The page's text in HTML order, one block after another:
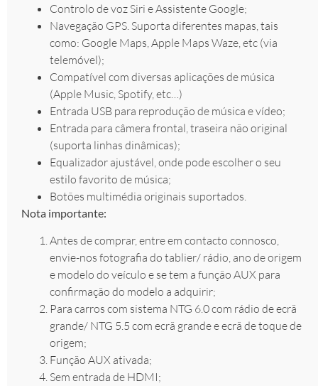
Controlo de voz Siri e Assistente Google;
Navegação GPS. Suporta diferentes mapas, tais
como: Google Maps, Apple Maps Waze, etc (via
telemóvel);
Compatível com diversas aplicações de música
(Apple Music, Spotify, etc…)
Entrada USB para reprodução de música e vídeo;
Entrada para câmera frontal, traseira não original
(suporta linhas dinâmicas);
Equalizador ajustável, onde pode escolher o seu
estilo favorito de música;
Botões multimédia originais suportados.
Nota importante:
Antes de comprar, entre em contacto connosco,
envie-nos fotografia do tablier/ rádio, ano de origem
e modelo do veículo e se tem a função AUX para
confirmação do modelo a adquirir;
Para carros com sistema NTG 6.0 com rádio de ecrã
grande/ NTG 5.5 com ecrã grande e ecrã de toque de
origem;
Função AUX ativada;
Sem entrada de HDMI;